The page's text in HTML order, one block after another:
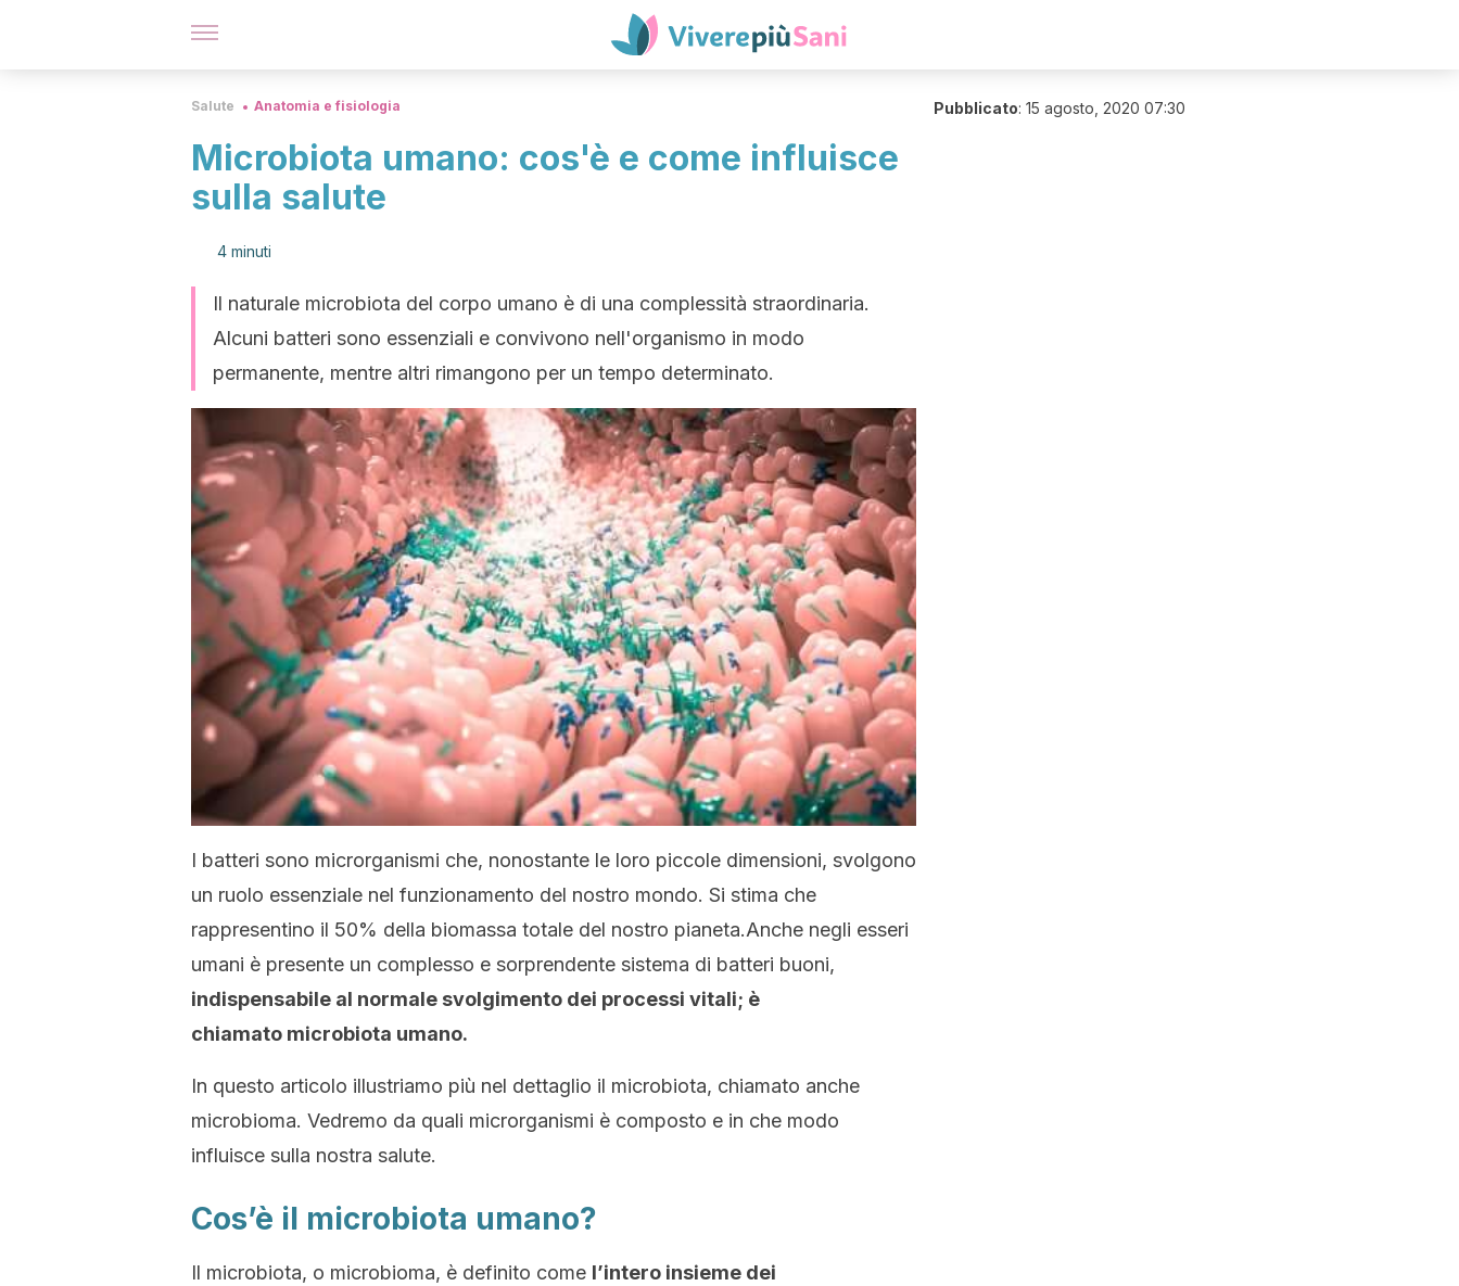
Salute Anatomia e fisiologia
Microbiota umano: cos'è e come influisce
sulla salute
4 minuti
Il naturale microbiota del corpo umano è di una complessità straordinaria.
Alcuni batteri sono essenziali e convivono nell'organismo in modo
permanente, mentre altri rimangono per un tempo determinato.
I batteri sono microrganismi che, nonostante le loro piccole dimensioni, svolgono
un ruolo essenziale nel funzionamento del nostro mondo. Si stima che
rappresentino il 50% della biomassa totale del nostro pianeta.Anche negli esseri
umani è presente un complesso e sorprendente sistema di batteri buoni,
indispensabile al normale svolgimento dei processi vitali; è
chiamato microbiota umano.
In questo articolo illustriamo più nel dettaglio il microbiota, chiamato anche
microbioma. Vedremo da quali microrganismi è composto e in che modo
influisce sulla nostra salute.
Cos’è il microbiota umano?
Il microbiota, o microbioma, è definito come l’intero insieme dei
Pubblicato: 15 agosto, 2020 07:30